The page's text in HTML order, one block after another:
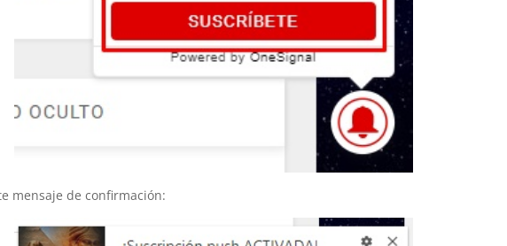
mensaje de confirmación: